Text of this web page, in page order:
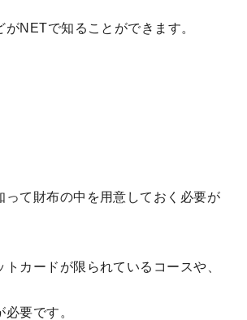
がNETで知ることができます。
って財布の中を用意しておく必要が
カードが限られているコースや、
要です。